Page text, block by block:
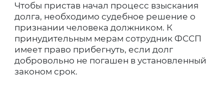
Чтобы пристав начал процесс взыскания
долга, необходимо судебное решение о
признании человека должником. К
принудительным мерам сотрудник ФССП
имеет право прибегнуть, если долг
добровольно не погашен в установленный
законом срок.